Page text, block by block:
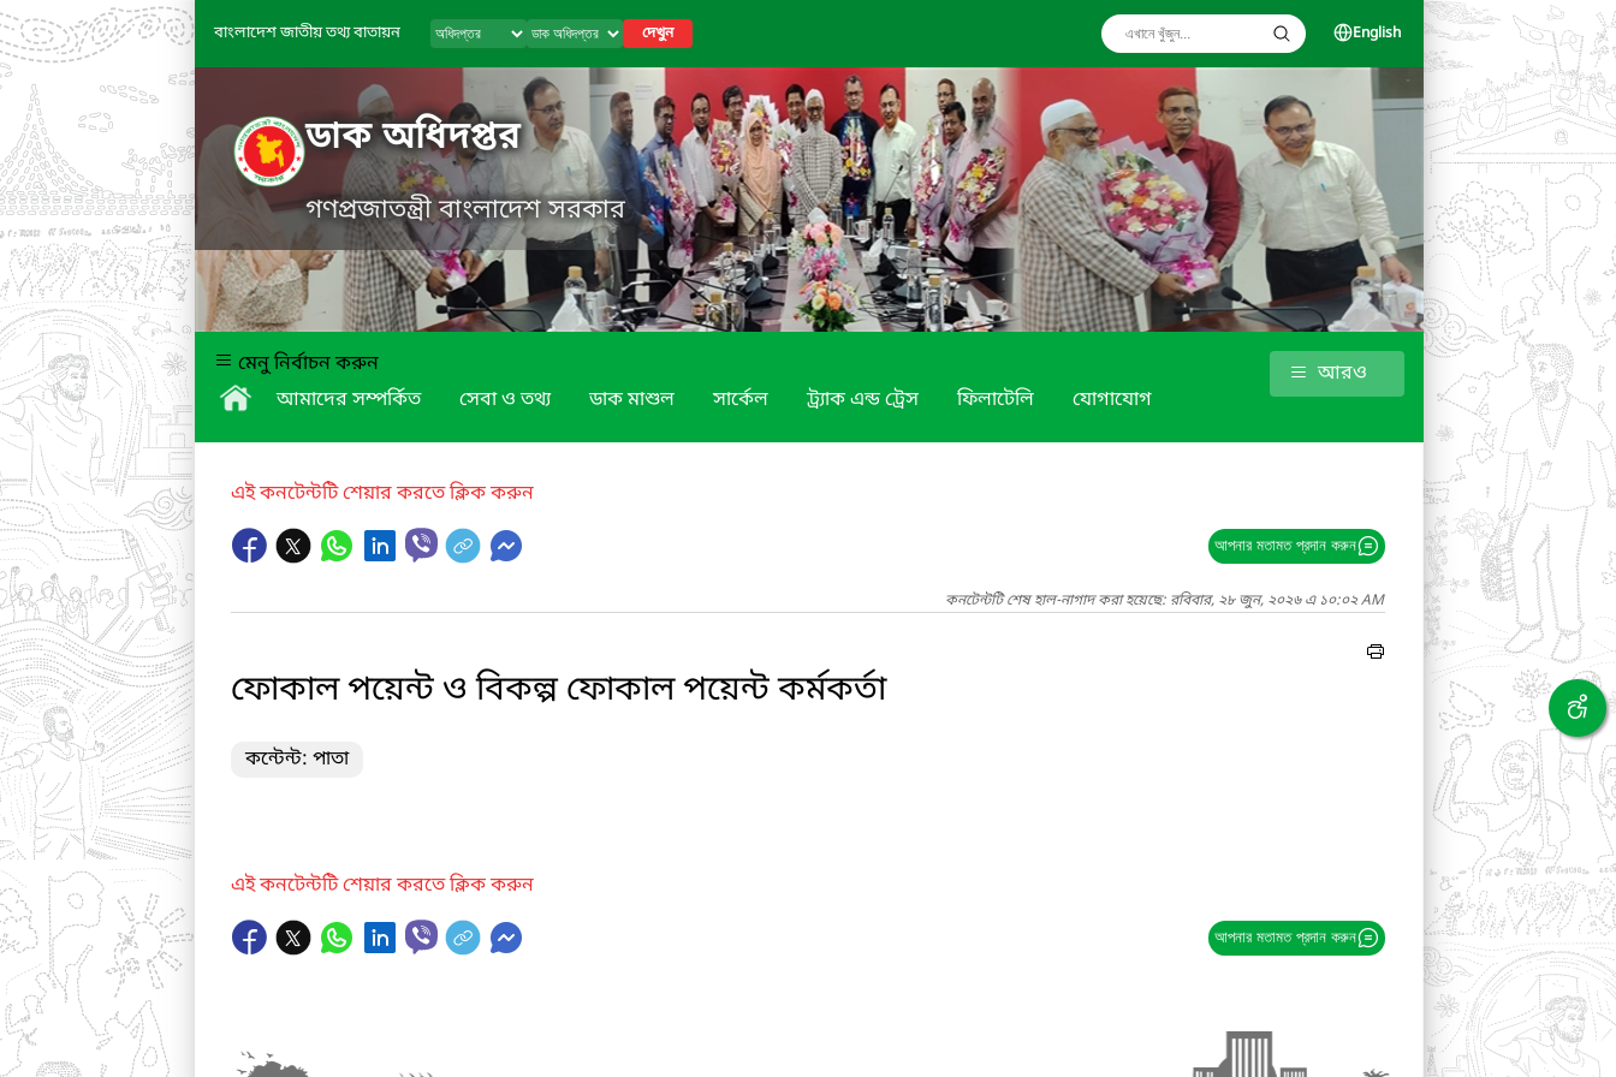
বাংলাদেশ জাতীয় তথ্য বাতায়ন দেখুন English
ডাক অধিদপ্তর
গণপ্রজাতন্ত্রী বাংলাদেশ সরকার
মেনু নির্বাচন করুন
আমাদের সম্পর্কিত
সেবা ও তথ্য ডাক মাশুল সার্কেল ট্র্যাক এন্ড ট্রেস ফিলাটেলি যোগাযোগ
আরও
এই কনটেন্টটি শেয়ার করতে ক্লিক করুন
আপনার মতামত প্রদান করুন
কনটেন্টটি শেষ হাল-নাগাদ করা হয়েছে: রবিবার, ২৮ জুন, ২০২৬ এ ১০:০২ AM
ফোকাল পয়েন্ট ও বিকল্প ফোকাল পয়েন্ট কর্মকর্তা
কন্টেন্ট: পাতা
এই কনটেন্টটি শেয়ার করতে ক্লিক করুন
আপনার মতামত প্রদান করুন